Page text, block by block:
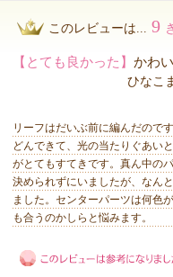
このレビューは... 9
【とても良かった】 かわ
ひなこ
リーフはだいぶ前に編んだので
どんできて、光の当たりぐあい
がとてもすてきです。真ん中の
決められずにいましたが、なん
ました。センターパーツは何色
も合うのかしらと悩みます。